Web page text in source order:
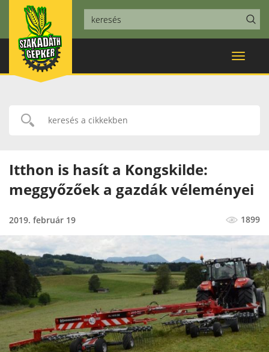
Toggle
Itthon is hasít a Kongskilde:
meggyőzőek a gazdák véleményei
2019. február 19 1899